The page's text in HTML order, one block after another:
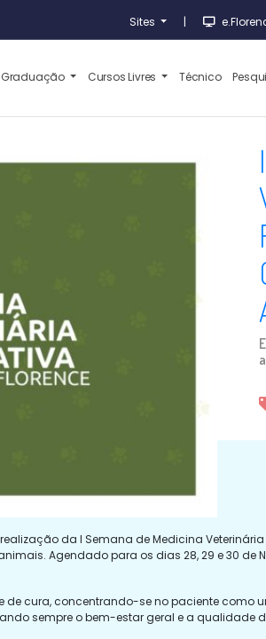
Sites |
Cursos Livres Técnico
da I Semana de Medicina
Agendado para os dias 28, 29 e 30 de
cura, concentrando-se no paciente como
sempre o bem-estar geral e a qualidade